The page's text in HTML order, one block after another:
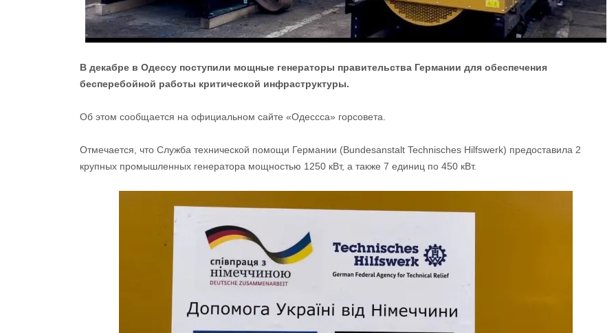
В декабре в Одессу поступили мощные генераторы правительства Германии для обеспечения
бесперебойной работы критической инфраструктуры.
Об этом сообщается на официальном сайте «Одессса» горсовета.
Отмечается, что Служба технической помощи Германии (Bundesanstalt Technisches Hilfswerk) предоставила 2
крупных промышленных генератора мощностью 1250 кВт, а также 7 единиц по 450 кВт.